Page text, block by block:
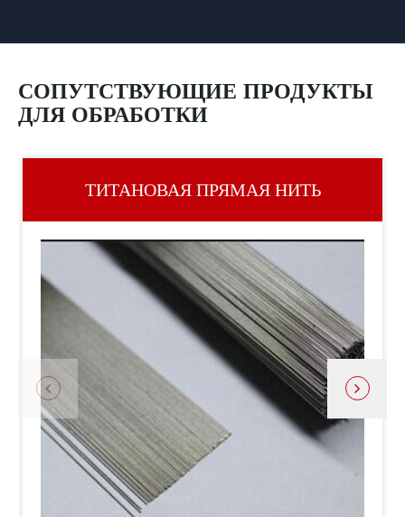
СОПУТСТВУЮЩИЕ ПРОДУКТЫ
ДЛЯ ОБРАБОТКИ
ТИТАНОВАЯ ПРЯМАЯ НИТЬ